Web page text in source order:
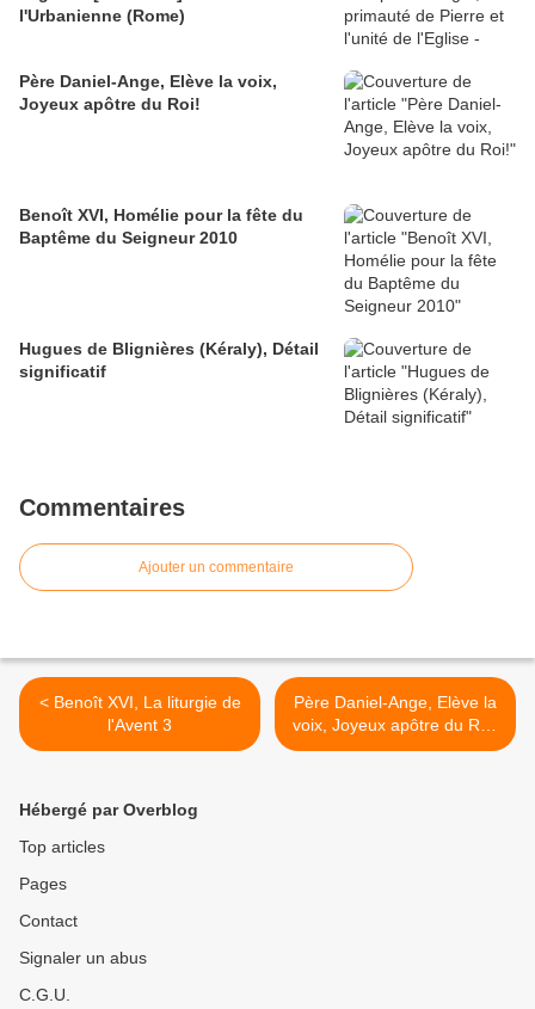
l'Urbanienne (Rome)
Père Daniel-Ange, Elève la voix,
Joyeux apôtre du Roi!
Benoît XVI, Homélie pour la fête du
Baptême du Seigneur 2010
Hugues de Blignières (Kéraly), Détail
significatif
Commentaires
Ajouter un commentaire
< Benoît XVI, La liturgie de
l'Avent 3
Père Daniel-Ange, Elève la
voix, Joyeux apôtre du Roi!
2 >
Hébergé par Overblog
Top articles
Pages
Contact
Signaler un abus
C.G.U.